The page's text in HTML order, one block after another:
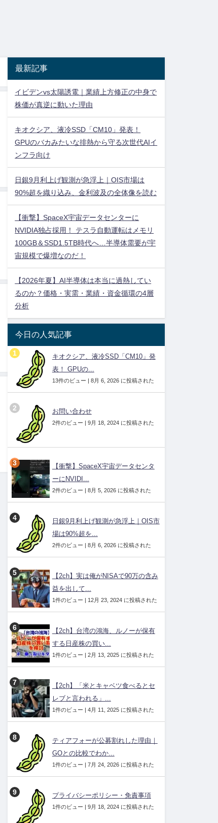
最新記事
イビデンvs太陽誘電｜業績上方修正の中身で
株価が真逆に動いた理由
キオクシア、液冷SSD「CM10」発表！
GPUのバカみたいな排熱から守る次世代AIイ
ンフラ向け
日銀9月利上げ観測が急浮上｜OIS市場は
90%超を織り込み、金利波及の全体像を読む
【衝撃】SpaceX宇宙データセンターに
NVIDIA独占採用！ テスラ自動運転はメモリ
100GB＆SSD1.5TB時代へ…半導体需要が宇
宙規模で爆増なのだ！
【2026年夏】AI半導体は本当に過熱してい
るのか？価格・実需・業績・資金循環の4層
分析
今日の人気記事
キオクシア、液冷SSD「CM10」発
表！ GPUの...
13件のビュー | 8月 6, 2026 に投稿された
お問い合わせ
2件のビュー | 9月 18, 2024 に投稿された
【衝撃】SpaceX宇宙データセンタ
ーにNVIDI...
2件のビュー | 8月 5, 2026 に投稿された
日銀9月利上げ観測が急浮上｜OIS市
場は90%超を...
2件のビュー | 8月 6, 2026 に投稿された
【2ch】実は俺がNISAで90万の含み
益を出して...
1件のビュー | 12月 23, 2024 に投稿された
【2ch】台湾の鴻海、ルノーが保有
する日産株の買い...
1件のビュー | 2月 13, 2025 に投稿された
【2ch】「米とキャベツ食べるとセ
レブと言われる」...
1件のビュー | 4月 11, 2025 に投稿された
ティアフォーが公募割れした理由｜
GOとの比較でわか...
1件のビュー | 7月 24, 2026 に投稿された
プライバシーポリシー・免責事項
1件のビュー | 9月 18, 2024 に投稿された